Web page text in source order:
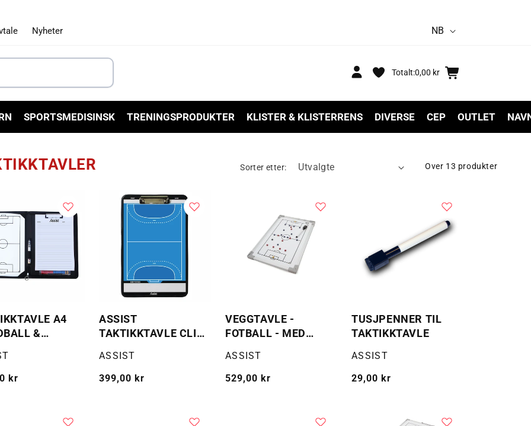
Nyheter
S
k
NB
inn
Totalt:0,00 kr
Handlekurv
SPORTSMEDISINSK TRENINGSPRODUKTER KLISTER & KLISTERRENS DIVERSE CEP OUTLET
Sorter etter: Over 13 produkter
A4
&
kr
ASSIST
TAKTIKKTAVLE CLIP-
Selger:
ASSIST
Vanlig
399,00 kr
VEGGTAVLE -
FOTBALL - MED
Selger:
ASSIST
Vanlig
529,00 kr
TUSJPENNER TIL
TAKTIKKTAVLE
Selger:
ASSIST
Vanlig
29,00 kr